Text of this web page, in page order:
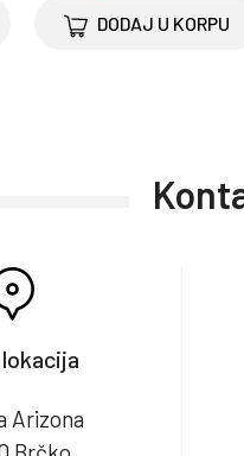
DODAJ U KORPU
Arizona